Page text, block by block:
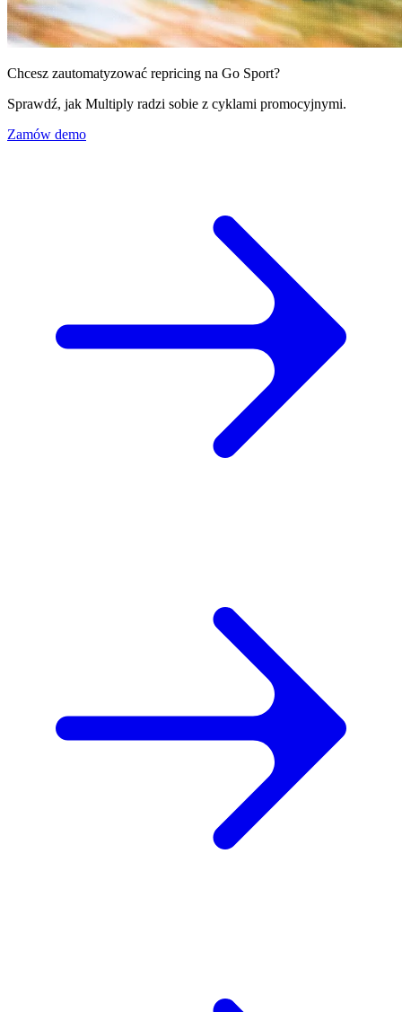
Przeglądaj
ponad
130
które
Chcesz zautomatyzować repricing na Go Sport?
Sprawdź, jak Multiply radzi sobie z cyklami promocyjnymi.
Zamów demo